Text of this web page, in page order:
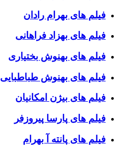
فیلم های بهرام رادان
فیلم های بهزاد فراهانی
فیلم های بهنوش بختیاری
فیلم های بهنوش طباطبایی
فیلم های بیژن امکانیان
فیلم های پارسا پیروزفر
فیلم های پانته آ بهرام